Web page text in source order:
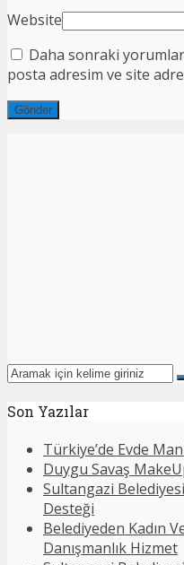
Website
Daha sonraki
posta adresim ve site
Son Yazılar
Türkiye’de Evde
Duygu Savaş
Sultangazi
Desteği
Belediyeden Kadın
Danışmanlık Hizmet